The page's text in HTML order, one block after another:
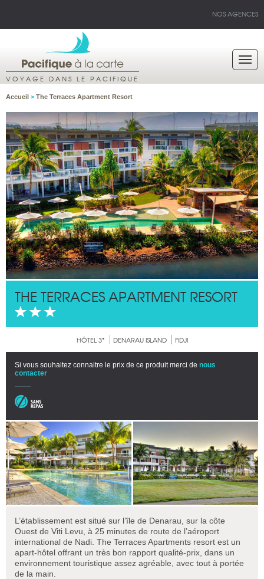
NOS AGENCES
VOYAGE DANS LE PACIFIQUE
Accueil > The Terraces Apartment Resort
THE TERRACES APARTMENT RESORT
HÔTEL 3* DENARAU ISLAND FIDJI
Si vous souhaitez connaitre le prix de ce produit merci de nous
contacter
L’établissement est situé sur l’île de Denarau, sur la côte
Ouest de Viti Levu, à 25 minutes de route de l’aéroport
international de Nadi. The Terraces Apartments resort est un
apart-hôtel offrant un très bon rapport qualité-prix, dans un
environnement touristique assez agréable, avec tout à portée
de la main.